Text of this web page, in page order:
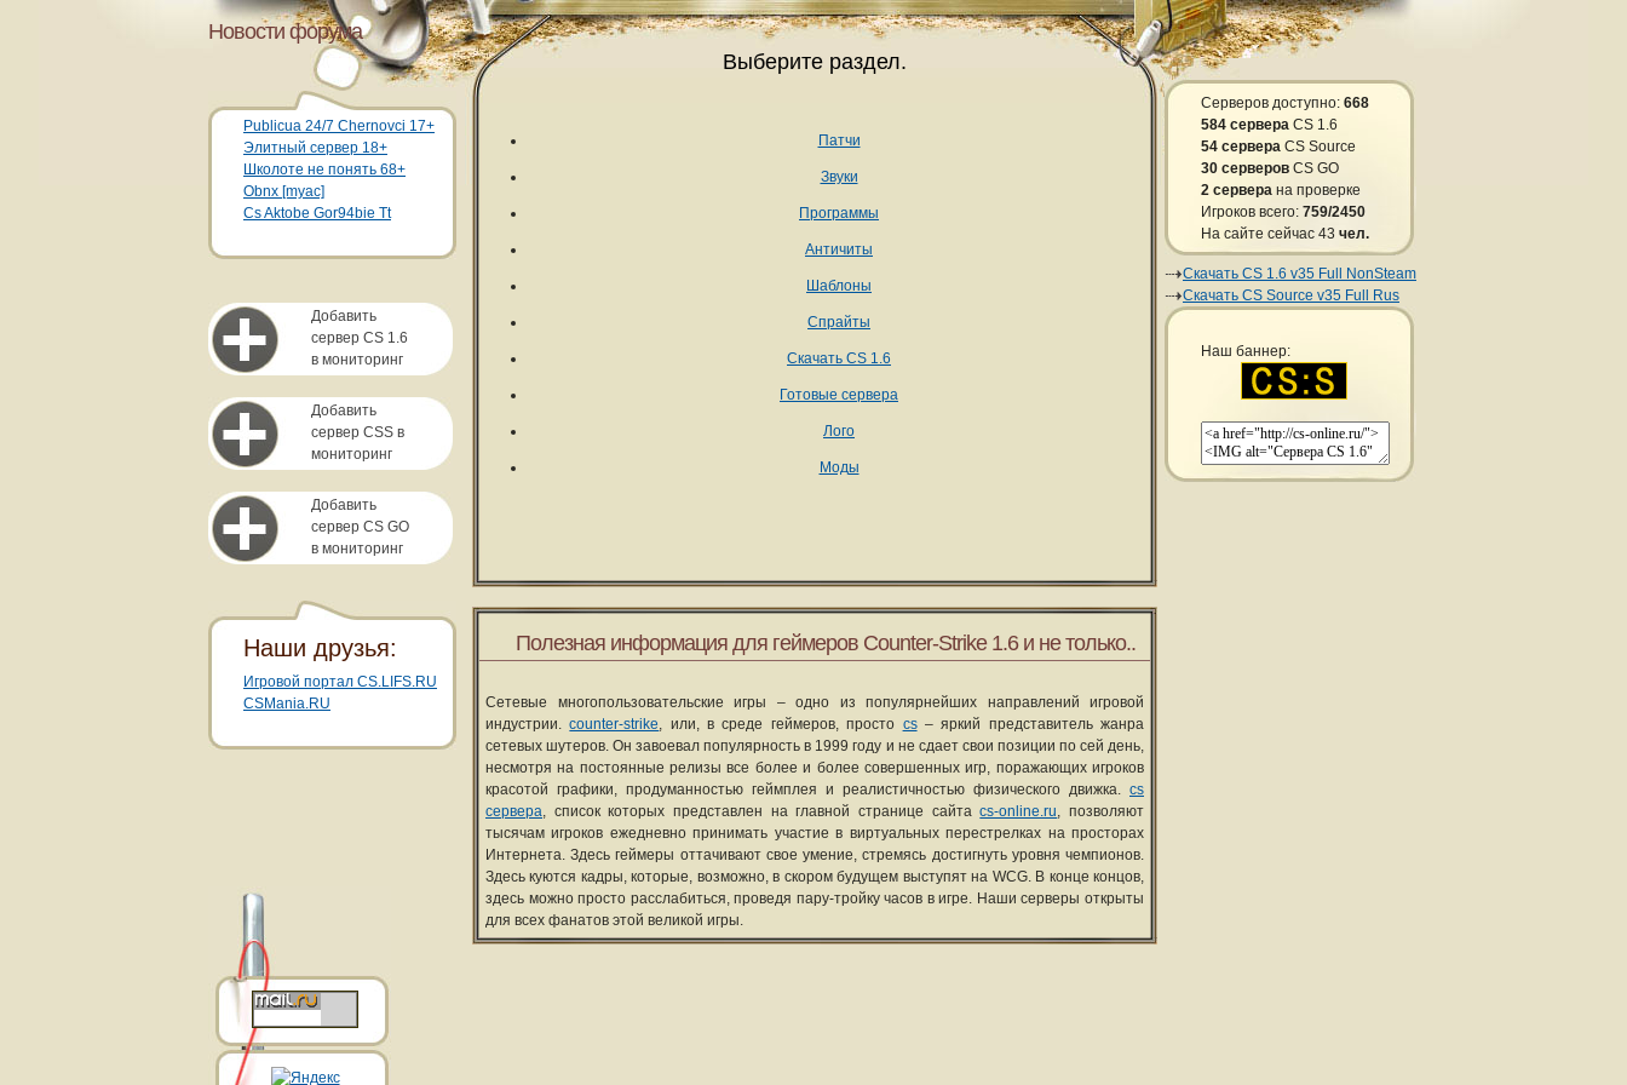
Новости форума
Publicua 24/7 Chernovci 17+
Элитный сервер 18+
Школоте не понять 68+
Obnx [myac]
Cs Aktobe Gor94bie Tt
Добавить
сервер CS 1.6
в мониторинг
Добавить
сервер CSS в
мониторинг
Добавить
сервер CS GO
в мониторинг
Серверов доступно: 668
584 сервера CS 1.6
54 сервера CS Source
30 серверов CS GO
2 сервера на проверке
Игроков всего: 759/2450
На сайте сейчас 43 чел.
Скачать CS 1.6 v35 Full NonSteam
Скачать CS Source v35 Full Rus
Наш баннер:
Выберите раздел.
Патчи
Звуки
Программы
Античиты
Шаблоны
Спрайты
Скачать CS 1.6
Готовые сервера
Лого
Моды
Полезная информация для геймеров Counter-Strike 1.6 и не только..
Сетевые многопользовательские игры – одно из популярнейших направлений игровой
индустрии.counter-strike, или, в среде геймеров, просто cs– яркий представитель жанра
сетевых шутеров. Он завоевал популярность в 1999 году и не сдает свои позиции по сей день,
несмотря на постоянные релизы все более и более совершенных игр, поражающих игроков
красотой графики, продуманностью геймплея и реалистичностью физического движка. cs
сервера, список которых представлен на главной странице сайтаcs-online.ru, позволяют
тысячам игроков ежедневно принимать участие в виртуальных перестрелках на просторах
Интернета. Здесь геймеры оттачивают свое умение, стремясь достигнуть уровня чемпионов.
Здесь куются кадры, которые, возможно, в скором будущем выступят на WCG. В конце концов,
здесь можно просто расслабиться, проведя пару-тройку часов в игре. Наши серверы открыты
для всех фанатов этой великой игры.
Наши друзья:
Игровой портал CS.LIFS.RU
CSMania.RU